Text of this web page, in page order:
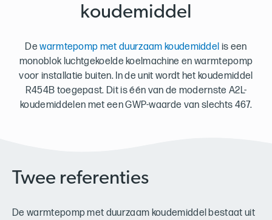
koudemiddel
Dewarmtepomp met duurzaam koudemiddel is een
monoblok luchtgekoelde koelmachine en warmtepomp
voor installatie buiten. In de unit wordt het koudemiddel
R454B toegepast. Dit is één van de modernste A2L-
koudemiddelen met een GWP-waarde van slechts 467.
Twee referenties
De warmtepomp met duurzaam koudemiddel bestaat uit